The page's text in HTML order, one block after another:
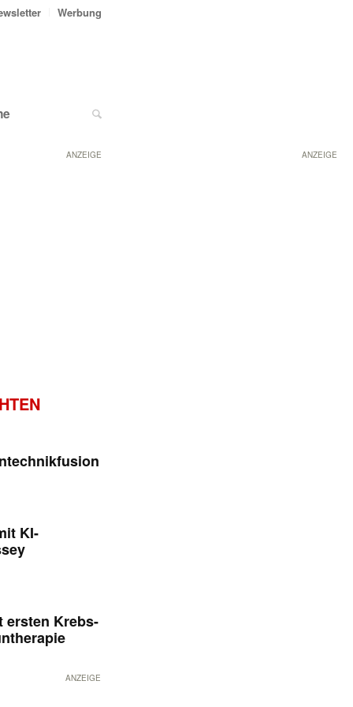
ANZEIGE
Werbung
ANZEIGE
KI-
ersten Krebs-
ANZEIGE